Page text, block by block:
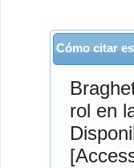
Cómo citar
rol en